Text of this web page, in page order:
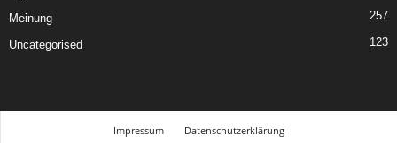
Meinung 257
Uncategorised 123
Impressum
Datenschutzerklärung